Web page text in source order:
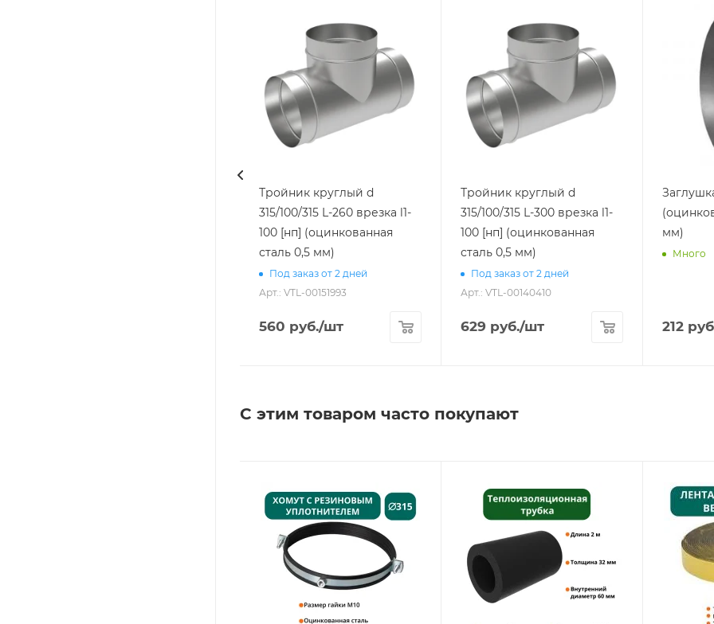
Тройник круглый d
315/100/315 L-260 врезка l1-
100 [нп] (оцинкованная
сталь 0,5 мм)
Под заказ от 2 дней
Арт.: VTL-00151993
560 руб./шт
Тройник круглый d
315/100/315 L-300 врезка l1-
100 [нп] (оцинкованная
сталь 0,5 мм)
Под заказ от 2 дней
Арт.: VTL-00140410
629 руб./шт
мм)
Много
212
С этим товаром часто покупают